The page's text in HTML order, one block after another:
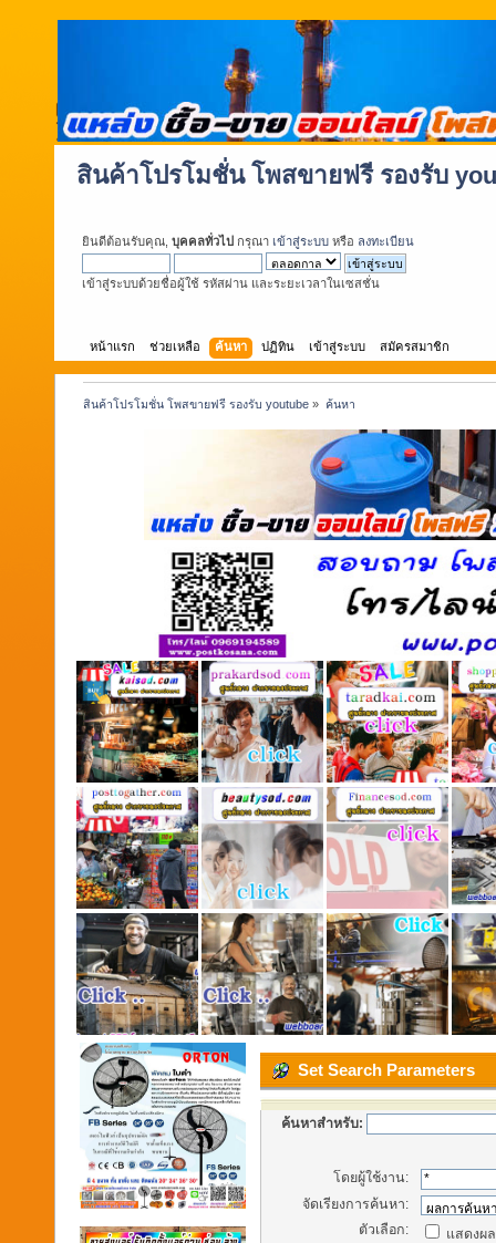
สินค้าโปรโมชั่น โพสขายฟรี รองรับ
ยินดีต้อนรับคุณ, บุคคลทั่วไป กรุณา เข้าสู่ระบบ หรือ ลงทะเบียน
เข้าสู่ระบบด้วยชื่อผู้ใช้ รหัสผ่าน และระยะเวลาในเซสชั่น
หน้าแรก ช่วยเหลือ ค้นหา ปฏิทิน เข้าสู่ระบบ สมัครสมาชิก
สินค้าโปรโมชั่น โพสขายฟรี รองรับ youtube » ค้นหา
Set Search Parameters
ค้นหาสำหรับ:
โดยผู้ใช้งาน:
จัดเรียงการค้นหา:
ตัวเลือก:
แสดงผ